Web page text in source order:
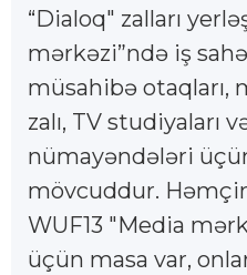
“Dialoq" zalları
mərkəzi”ndə iş
müsahibə otaqları,
zalı, TV studiyaları
nümayəndələri
mövcuddur.
WUF13 "Media
üçün masa var,